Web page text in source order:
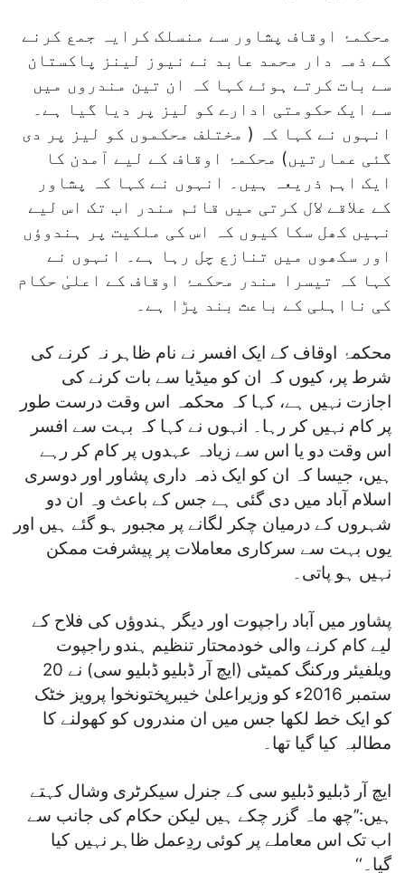
محکمۂ اوقاف پشاور سے منسلک کرایہ جمع کرنے
کے ذمہ دار محمد عابد نے نیوز لینز پاکستان
سے بات کرتے ہوئے کہا کہ ان تین مندروں میں
سے ایک حکومتی ادارے کو لیز پر دیا گیا ہے۔
انہوں نے کہا کہ ( مختلف محکموں کو لیز پر دی
گئی عمارتیں) محکمۂ اوقاف کے لیے آمدن کا
ایک اہم ذریعہ ہیں۔ انہوں نے کہا کہ پشاور
کے علاقے لال کرتی میں قائم مندر اب تک اس لیے
نہیں کھل سکا کیوں کہ اس کی ملکیت پر ہندوؤں
اور سکھوں میں تنازع چل رہا ہے۔ انہوں نے
کہا کہ تیسرا مندر محکمۂ اوقاف کے اعلیٰ حکام
کی نااہلی کے باعث بند پڑا ہے۔
محکمۂ اوقاف کے ایک افسر نے نام ظاہر نہ کرنے کی
شرط پر، کیوں کہ ان کو میڈیا سے بات کرنے کی
اجازت نہیں ہے، کہا کہ محکمہ اس وقت درست طور
پر کام نہیں کر رہا۔ انہوں نے کہا کہ بہت سے افسر
اس وقت دو یا اس سے زیادہ عہدوں پر کام کر رہے
ہیں، جیسا کہ ان کو ایک ذمہ داری پشاور اور دوسری
اسلام آباد میں دی گئی ہے جس کے باعث وہ ان دو
شہروں کے درمیان چکر لگانے پر مجبور ہو گئے ہیں اور
یوں بہت سے سرکاری معاملات پر پیشرفت ممکن
نہیں ہو پاتی۔
پشاور میں آباد راجپوت اور دیگر ہندوؤں کی فلاح کے
لیے کام کرنے والی خودمحتار تنظیم ہندو راجپوت
ویلفیئر ورکنگ کمیٹی (ایچ آر ڈبلیو ڈبلیو سی) نے 20
ستمبر 2016ء کو وزیراعلیٰ خیبرپختونخوا پرویز خٹک
کو ایک خط لکھا جس میں ان مندروں کو کھولنے کا
مطالبہ کیا گیا تھا۔
ایچ آر ڈبلیو ڈبلیو سی کے جنرل سیکرٹری وشال کہتے
ہیں:’’چھ ماہ گزر چکے ہیں لیکن حکام کی جانب سے
اب تک اس معاملے پر کوئی ردِعمل ظاہر نہیں کیا
گیا۔‘‘